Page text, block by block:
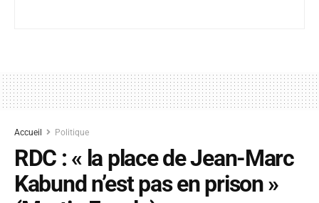
Accueil Politique
RDC : « la place de Jean-Marc
Kabund n’est pas en prison »